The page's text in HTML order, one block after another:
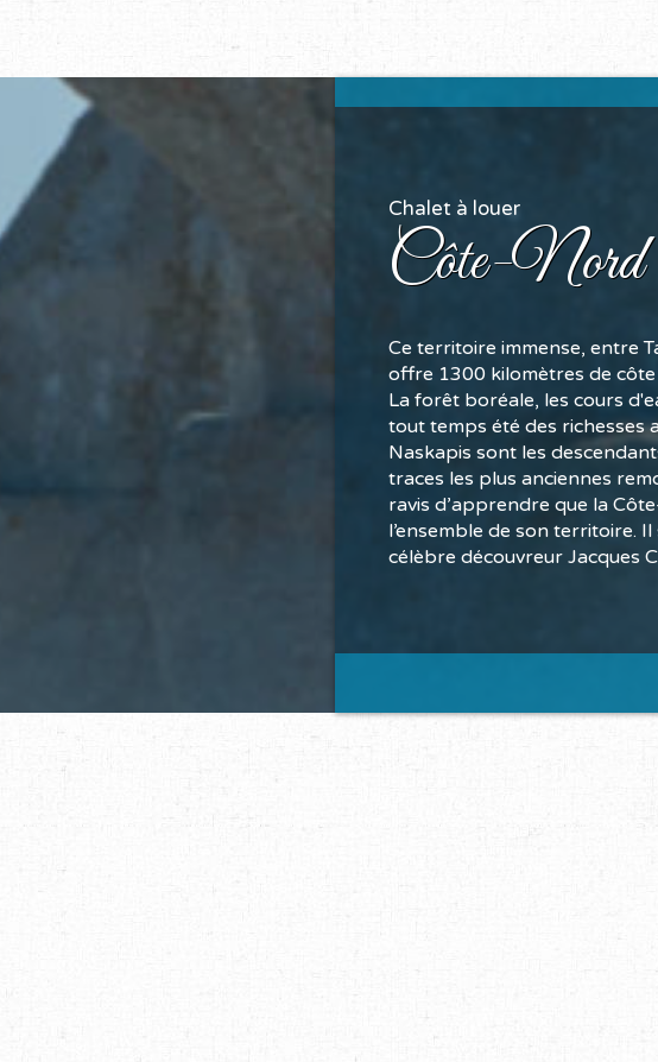
Chalet à louer
Côte-Nord
Ce territoire immense, entre
offre 1300 kilomètres de
La forêt boréale, les cours
tout temps été des richesses
Naskapis sont les
traces les plus anciennes
ravis d’apprendre que la
l’ensemble de son territoire.
célèbre découvreur Jacques